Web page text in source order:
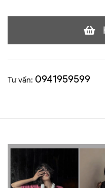
Tư vấn: 0941959599